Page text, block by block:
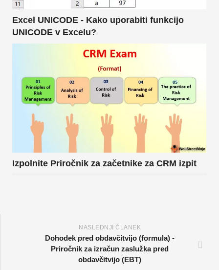
Excel UNICODE - Kako uporabiti funkcijo
UNICODE v Excelu?
Izpolnite Priročnik za začetnike za CRM izpit
NASLEDNJI ČLANEK
Dohodek pred obdavčitvijo (formula) -
Priročnik za izračun zaslužka pred
obdavčitvijo (EBT)